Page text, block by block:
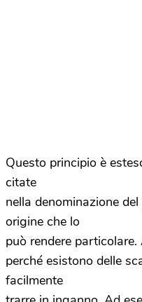
Questo principio è
citate
nella denominazione
origine che lo
può rendere
perché esistono delle
facilmente